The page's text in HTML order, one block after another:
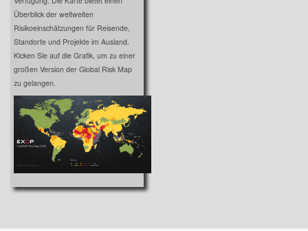
Überblick der weltweiten
Risikoeinschätzungen für Reisende,
Standorte und Projekte im Ausland.
Klcken Sie auf die Grafik, um zu einer
großen Version der Global Risk Map
zu gelangen.